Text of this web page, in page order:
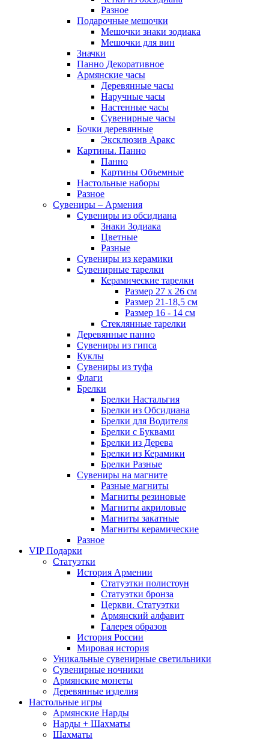
Разное
Подарочные мешочки
Мешочки знаки зодиака
Мешочки для вин
Значки
Панно Декоративное
Армянские часы
Деревянные часы
Наручные часы
Настенные часы
Сувенирные часы
Бочки деревянные
Эксклюзив Аракс
Картины. Панно
Панно
Картины Объемные
Настольные наборы
Разное
Сувениры – Армения
Сувениры из обсидиана
Знаки Зодиака
Цветные
Разные
Сувениры из керамики
Сувенирные тарелки
Керамические тарелки
Размер 27 х 26 см
Размер 21-18,5 см
Размер 16 - 14 см
Стеклянные тарелки
Деревянные панно
Сувениры из гипса
Куклы
Сувениры из туфа
Флаги
Брелки
Брелки Настальгия
Брелки из Обсидиана
Брелки для Водителя
Брелки с Буквами
Брелки из Дерева
Брелки из Керамики
Брелки Разные
Сувениры на магните
Разные магниты
Магниты резиновые
Магниты акриловые
Магниты закатные
Магниты керамические
Разное
VIP Подарки
Статуэтки
История Армении
Статуэтки полистоун
Статуэтки бронза
Церкви. Статуэтки
Армянский алфавит
Галерея образов
История России
Мировая история
Уникальные сувенирные светильники
Сувенирные ночники
Армянские монеты
Деревянные изделия
Настольные игры
Армянские Нарды
Нарды + Шахматы
Шахматы